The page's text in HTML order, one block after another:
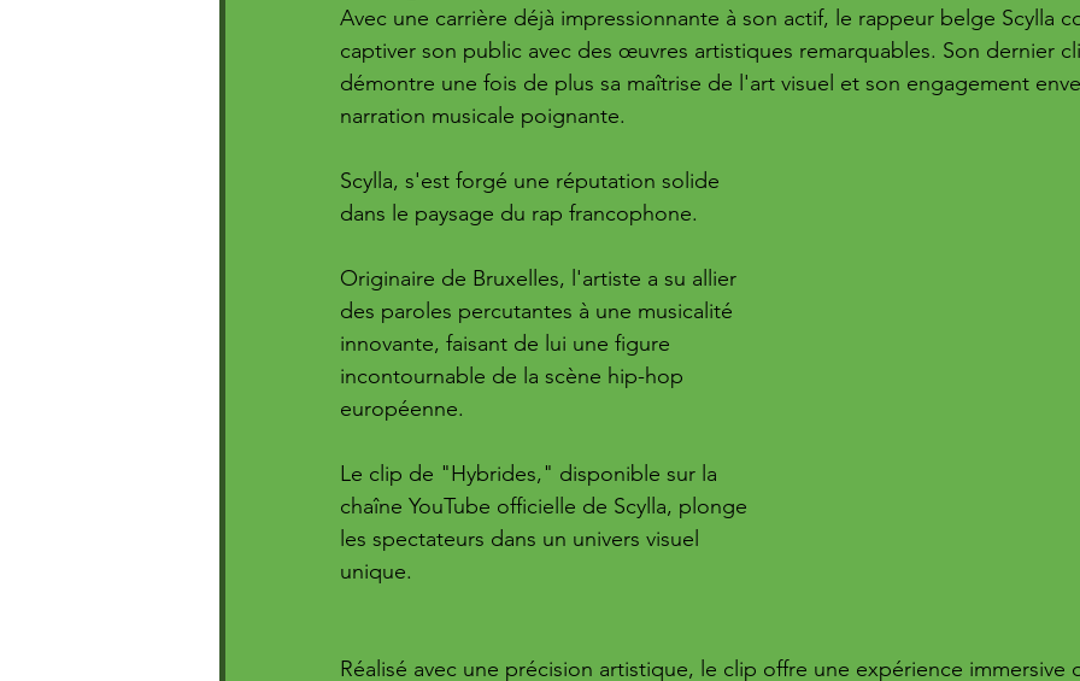
Avec une carrière déjà impressionnante à son actif, le rappeur belge Scylla
captiver son public avec des œuvres artistiques remarquables. Son dernier
démontre une fois de plus sa maîtrise de l'art visuel et son engagement
narration musicale poignante.
Scylla, s'est forgé une réputation solide
dans le paysage du rap francophone.
Originaire de Bruxelles, l'artiste a su allier
des paroles percutantes à une musicalité
innovante, faisant de lui une figure
incontournable de la scène hip-hop
européenne.
Le clip de "Hybrides," disponible sur la
chaîne YouTube officielle de Scylla, plonge
les spectateurs dans un univers visuel
unique.
Réalisé avec une précision artistique, le clip offre une expérience immersive